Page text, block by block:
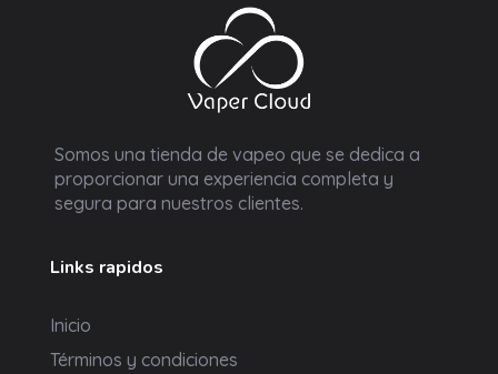
Somos una tienda de vapeo que se dedica a
proporcionar una experiencia completa y
segura para nuestros clientes.
Links rapidos
Inicio
Términos y condiciones